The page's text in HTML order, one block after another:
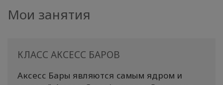
Мои занятия
КЛАСС АКСЕСС БАРОВ
Аксесс Бары являются самым ядром и